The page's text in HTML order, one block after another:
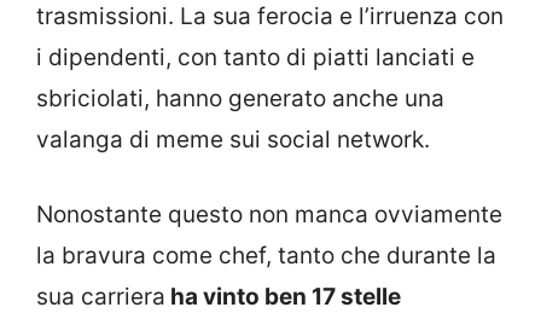
trasmissioni. La sua ferocia e l’irruenza con
i dipendenti, con tanto di piatti lanciati e
sbriciolati, hanno generato anche una
valanga di meme sui social network.
Nonostante questo non manca ovviamente
la bravura come chef, tanto che durante la
sua carriera ha vinto ben 17 stelle